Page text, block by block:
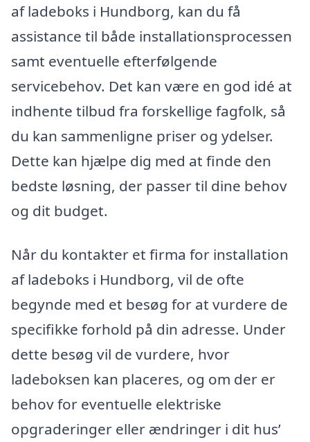
af ladeboks i Hundborg, kan du få
assistance til både installationsprocessen
samt eventuelle efterfølgende
servicebehov. Det kan være en god idé at
indhente tilbud fra forskellige fagfolk, så
du kan sammenligne priser og ydelser.
Dette kan hjælpe dig med at finde den
bedste løsning, der passer til dine behov
og dit budget.
Når du kontakter et firma for installation
af ladeboks i Hundborg, vil de ofte
begynde med et besøg for at vurdere de
specifikke forhold på din adresse. Under
dette besøg vil de vurdere, hvor
ladeboksen kan placeres, og om der er
behov for eventuelle elektriske
opgraderinger eller ændringer i dit hus’